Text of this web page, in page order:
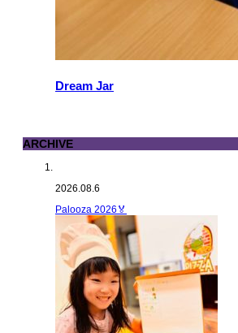
Dream Jar
ARCHIVE
2026.08.6
Palooza 2026🏅